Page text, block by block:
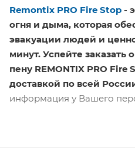
Remontix PRO Fire Stop -
огня и дыма, которая
эвакуации людей и
минут. Успейте
пену REMONTIX PRO
доставкой по всей
информация у Вашего